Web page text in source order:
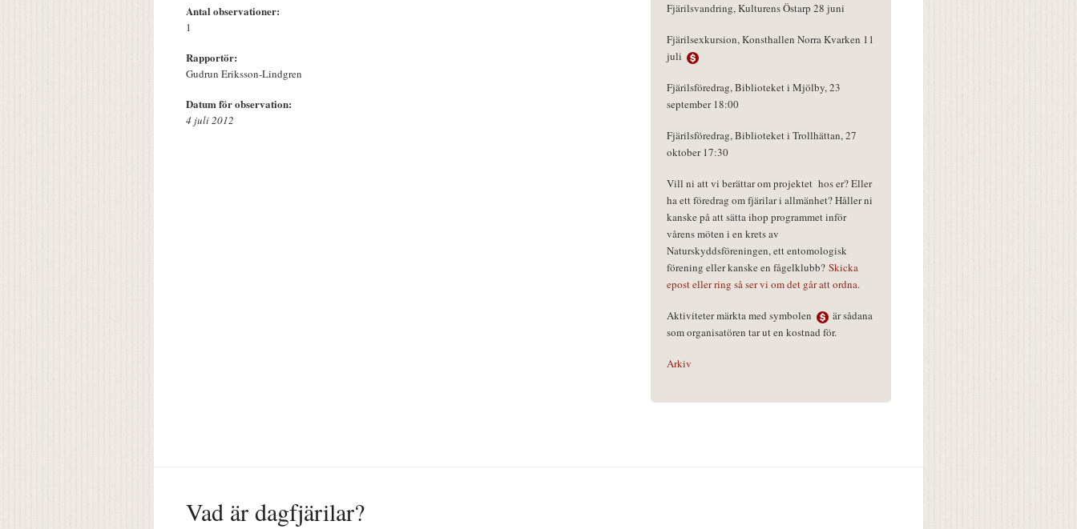
Antal observationer:
1
Rapportör:
Gudrun Eriksson-Lindgren
Datum för observation:
4 juli 2012
Fjärilsvandring, Kulturens Östarp 28 juni
Fjärilsexkursion, Konsthallen Norra Kvarken 11
juli
Fjärilsföredrag, Biblioteket i Mjölby, 23
september 18:00
Fjärilsföredrag, Biblioteket i Trollhättan, 27
oktober 17:30
Vill ni att vi berättar om projektet hos er? Eller
ha ett föredrag om fjärilar i allmänhet? Håller ni
kanske på att sätta ihop programmet inför
vårens möten i en krets av
Naturskyddsföreningen, ett entomologisk
förening eller kanske en fågelklubb? Skicka
epost eller ring så ser vi om det går att ordna.
Aktiviteter märkta med symbolen
är sådana
som organisatören tar ut en kostnad för.
Arkiv
Vad är dagfjärilar?